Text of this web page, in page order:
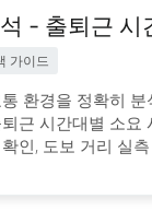
- 출퇴근 시
가이드
환경을 정확히 분
근 시간대별 소요
인, 도보 거리 실